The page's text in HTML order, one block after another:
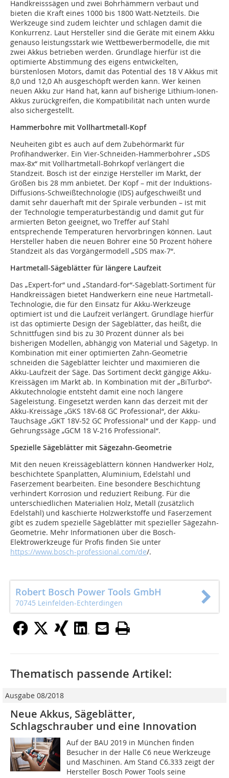
Handkreisssägen und zwei Bohrhämmern verbaut und
bieten die Kraft eines 1000 bis 1800 Watt-Netzteils. Die
Werkzeuge sind zudem leichter und schlagen damit die
Konkurrenz. Laut Hersteller sind die Geräte mit einem Akku
genauso leistungsstark wie Wettbewerbermodelle, die mit
zwei Akkus betrieben werden. Grundlage hierfür ist die
optimierte Abstimmung des eigens entwickelten,
bürstenlosen Motors, damit das Potential des 18 V Akkus mit
8,0 und 12,0 Ah ausgeschöpft werden kann. Wer keinen
neuen Akku zur Hand hat, kann auf bisherige Lithium-Ionen-
Akkus zurückgreifen, die Kompatibilität nach unten wurde
also sichergestellt.
Hammerbohre mit Vollhartmetall-Kopf
Neuheiten gibt es auch auf dem Zubehörmarkt für
Profihandwerker. Ein Vier-Schneiden-Hammerbohrer „SDS
max-8x“ mit Vollhartmetall-Bohrkopf verlängert die
Standzeit. Bosch ist der einzige Hersteller im Markt, der
Größen bis 28 mm anbietet. Der Kopf – mit der Induktions-
Diffusions-Schweißtechnologie (IDS) aufgeschweißt und
damit sehr dauerhaft mit der Spirale verbunden – ist mit
der Technologie temperaturbeständig und damit gut für
armierten Beton geeignet, wo Treffer auf Stahl
entsprechende Temperaturen hervorbringen können. Laut
Hersteller haben die neuen Bohrer eine 50 Prozent höhere
Standzeit als das Vorgängermodell „SDS max-7“.
Hartmetall-Sägeblätter für längere Laufzeit
Das „Expert-for“ und „Standard-for“-Sägeblatt-Sortiment für
Handkreissägen bietet Handwerkern eine neue Hartmetall-
Technologie, die für den Einsatz für Akku-Werkzeuge
optimiert ist und die Laufzeit verlängert. Grundlage hierfür
ist das optimierte Design der Sägeblätter, das heißt, die
Schnittfugen sind bis zu 30 Prozent dünner als bei
bisherigen Modellen, abhängig von Material und Sägetyp. In
Kombination mit einer optimierten Zahn-Geometrie
schneiden die Sägeblätter leichter und maximieren die
Akku-Laufzeit der Säge. Das Sortiment deckt gängige Akku-
Kreissägen im Markt ab. In Kombination mit der „BiTurbo“-
Akkutechnologie entsteht damit eine noch längere
Sägeleistung. Eingesetzt werden kann das derzeit mit der
Akku-Kreissäge „GKS 18V-68 GC Professional“, der Akku-
Tauchsäge „GKT 18V-52 GC Professional“ und der Kapp- und
Gehrungssäge „GCM 18 V-216 Professional“.
Spezielle Sägeblätter mit Sägezahn-Geometrie
Mit den neuen Kreissägeblättern können Handwerker Holz,
beschichtete Spanplatten, Aluminium, Edelstahl und
Faserzement bearbeiten. Eine besondere Beschichtung
verhindert Korrosion und reduziert Reibung. Für die
unterschiedlichen Materialien Holz, Metall (zusätzlich
Edelstahl) und kaschierte Holzwerkstoffe und Faserzement
gibt es zudem spezielle Sägeblätter mit spezieller Sägezahn-
Geometrie. Mehr Informationen über die Bosch-
Elektrowerkzeuge für Profis finden Sie unter
https://www.bosch-professional.com/de/.
Robert Bosch Power Tools GmbH
70745 Leinfelden-Echterdingen
Thematisch passende Artikel:
Ausgabe 08/2018
Neue Akkus, Sägeblätter,
Schlagschrauber und eine Innovation
Auf der BAU 2019 in München finden
Besucher in der Halle C6 neue Werkzeuge
und Maschinen. Am Stand C6.333 zeigt der
Hersteller Bosch Power Tools seine